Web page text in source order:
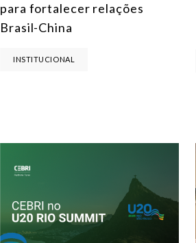
para fortalecer relações
Brasil-China
INSTITUCIONAL